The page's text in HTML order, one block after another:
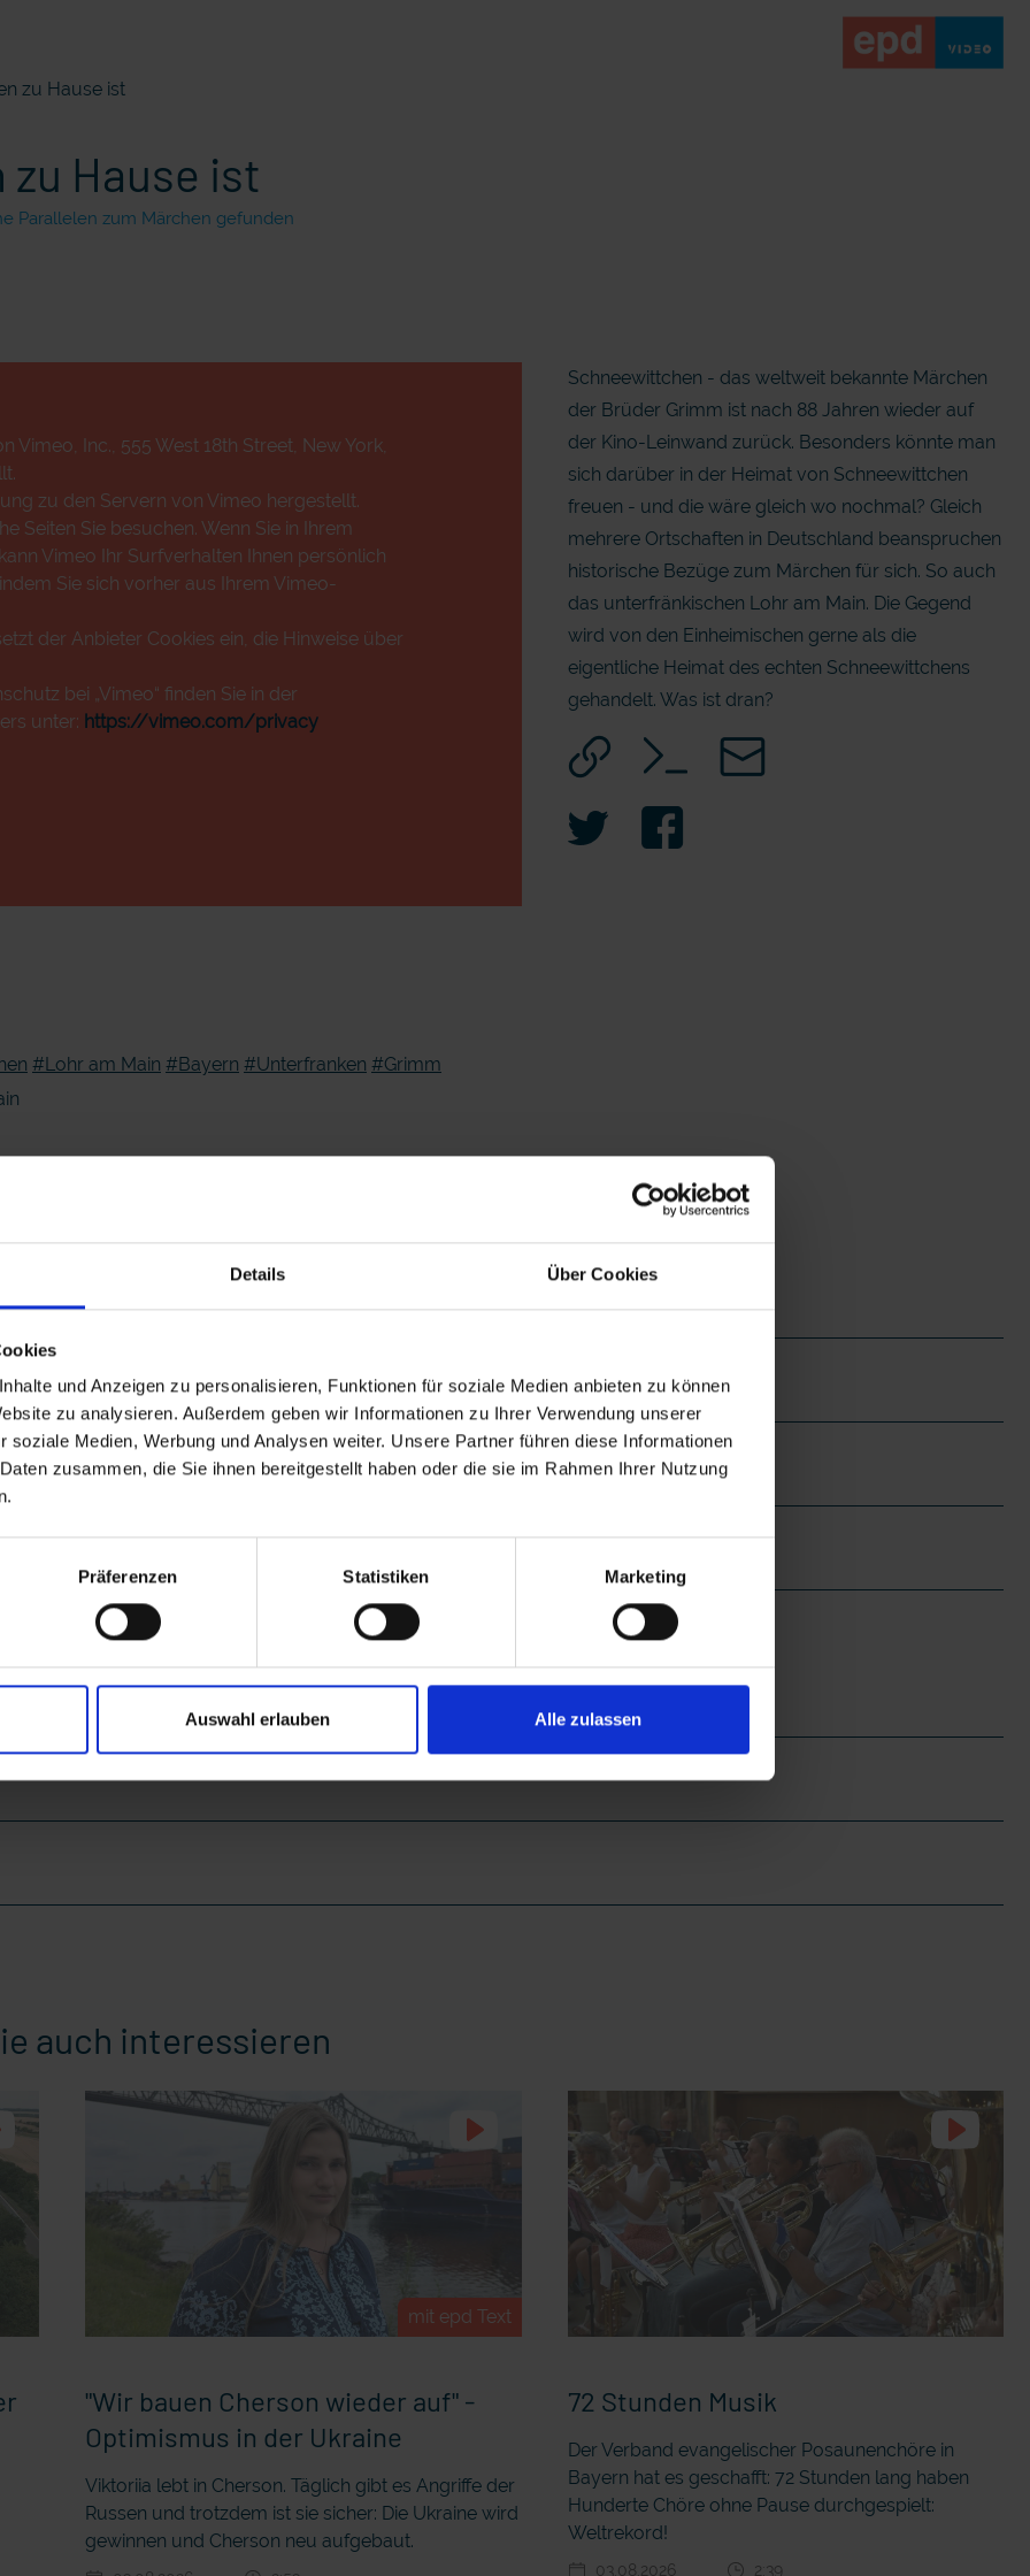
Details Über Cookies
und Anzeigen zu personalisieren, Funktionen für soziale Medien anbieten zu können
zu analysieren. Außerdem geben wir Informationen zu Ihrer Verwendung unserer
soziale Medien, Werbung und Analysen weiter. Unsere Partner führen diese Informationen
zusammen, die Sie ihnen bereitgestellt haben oder die sie im Rahmen Ihrer Nutzung
Präferenzen Statistiken Marketing
Auswahl erlauben Alle zulassen
zu Hause ist
Hause ist
Parallelen zum Märchen gefunden
Vimeo, Inc., 555 West 18th Street, New York,
zu den Servern von Vimeo hergestellt.
Seiten Sie besuchen. Wenn Sie in Ihrem
Vimeo Ihr Surfverhalten Ihnen persönlich
Sie sich vorher aus Ihrem Vimeo-
der Anbieter Cookies ein, die Hinweise über
bei „Vimeo“ finden Sie in der
unter: https://vimeo.com/privacy
Schneewittchen - das weltweit bekannte Märchen
der Brüder Grimm ist nach 88 Jahren wieder auf
der Kino-Leinwand zurück. Besonders könnte man
sich darüber in der Heimat von Schneewittchen
freuen - und die wäre gleich wo nochmal? Gleich
mehrere Ortschaften in Deutschland beanspruchen
historische Bezüge zum Märchen für sich. So auch
das unterfränkischen Lohr am Main. Die Gegend
wird von den Einheimischen gerne als die
eigentliche Heimat des echten Schneewittchens
gehandelt. Was ist dran?
#Lohr am Main #Bayern #Unterfranken #Grimm
auch interessieren
mit epd Text
"Wir bauen Cherson wieder auf" -
Optimismus in der Ukraine
Viktoriia lebt in Cherson. Täglich gibt es Angriffe der
Russen und trotzdem ist sie sicher: Die Ukraine wird
gewinnen und Cherson neu aufgebaut.
72 Stunden Musik
Der Verband evangelischer Posaunenchöre in
Bayern hat es geschafft: 72 Stunden lang haben
Hunderte Chöre ohne Pause durchgespielt:
Weltrekord!
03.08.2026 2:39